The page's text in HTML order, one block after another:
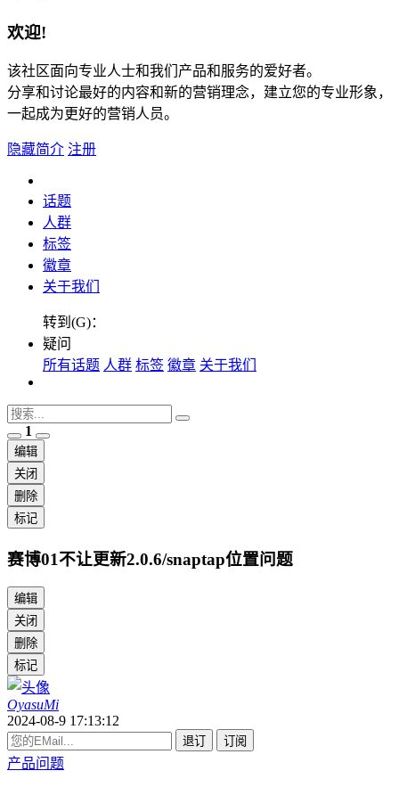
欢迎!
该社区面向专业人士和我们产品和服务的爱好者。
分享和讨论最好的内容和新的营销理念，建立您的专业形象，
一起成为更好的营销人员。
隐藏简介 注册
话题
人群
标签
徽章
关于我们
转到(G)：
疑问
所有话题 人群 标签 徽章 关于我们
1
编辑
关闭
删除
标记
赛博01不让更新2.0.6/snaptap位置问题
编辑
关闭
删除
标记
OyasuMi
2024-08-9 17:13:12
退订 订阅
产品问题